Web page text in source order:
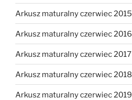
Arkusz maturalny czerwiec 2015
Arkusz maturalny czerwiec 2016
Arkusz maturalny czerwiec 2017
Arkusz maturalny czerwiec 2018
Arkusz maturalny czerwiec 2019